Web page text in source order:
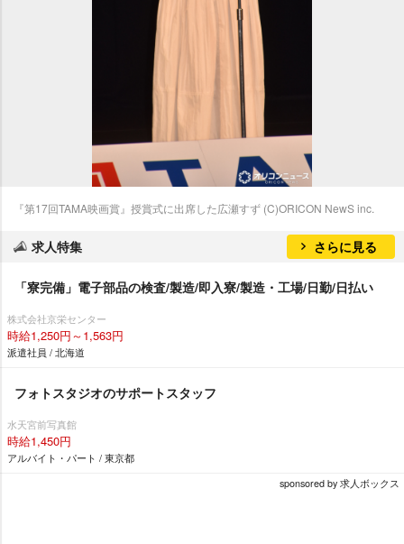
『第17回TAMA映画賞』授賞式に出席した広瀬すず (C)ORICON NewS inc.
求人特集 さらに見る
「寮完備」電子部品の検査/製造/即入寮/製造・工場/日勤/日払い
株式会社京栄センター
時給1,250円～1,563円
派遣社員 / 北海道
フォトスタジオのサポートスタッフ
水天宮前写真館
時給1,450円
アルバイト・パート / 東京都
sponsored by 求人ボックス